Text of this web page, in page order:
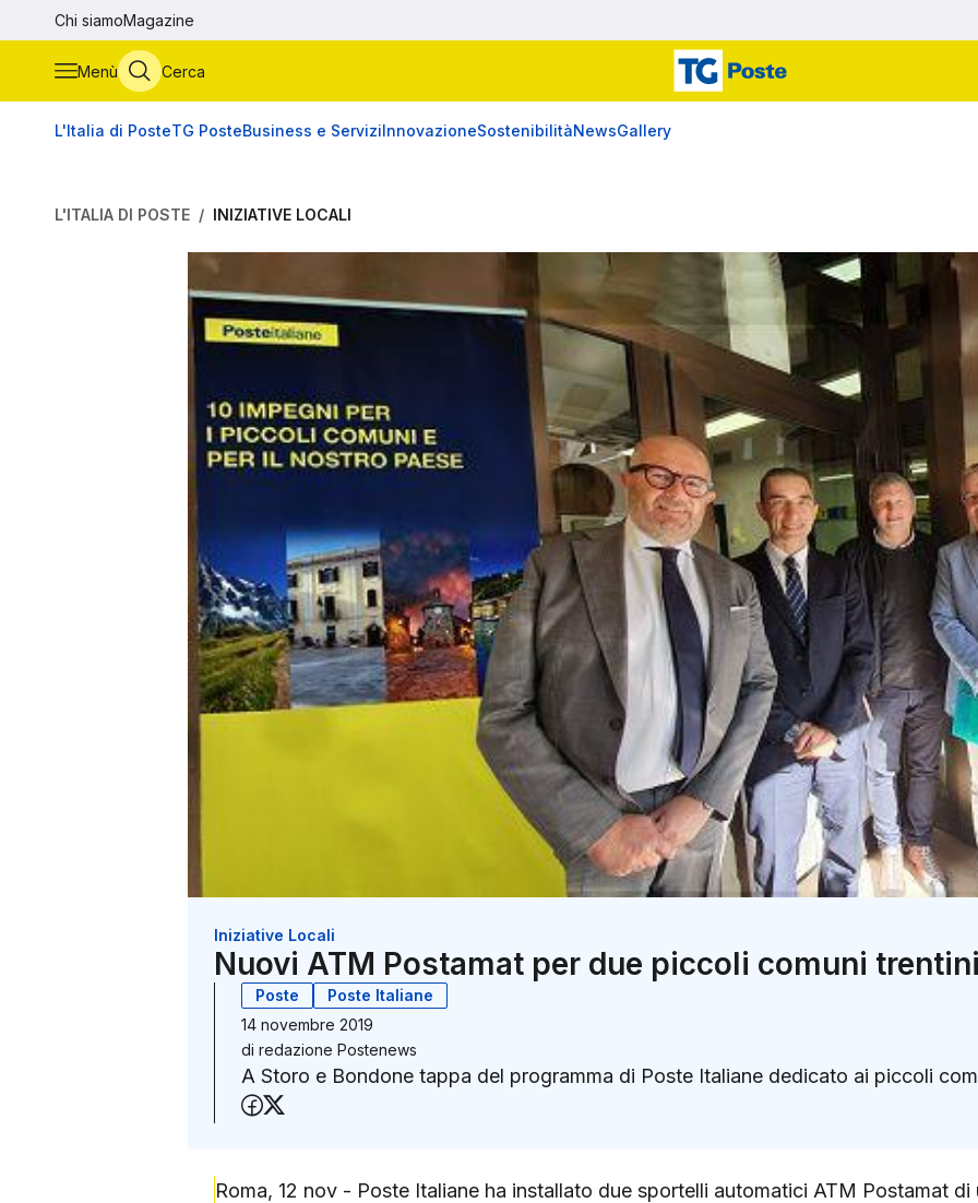
Vai al contenuto principale
Chi siamoMagazine
Menù Cerca
L'Italia di PosteTG PosteBusiness e ServiziInnovazioneSostenibilitàNewsGallery
L'ITALIA DI POSTE INIZIATIVE LOCALI
Iniziative Locali
Nuovi ATM Postamat per due piccoli comuni
Poste
Poste Italiane
14 novembre 2019
di redazione Postenews
A Storo e Bondone tappa del programma di Poste Italiane dedicato ai piccoli
Condividi su Facebook
Roma, 12 nov - Poste Italiane ha installato due sportelli automatici ATM Postamat